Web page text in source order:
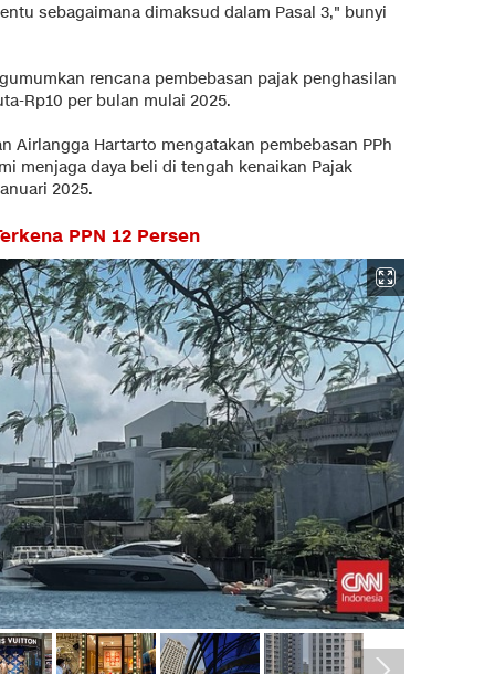
sebagaimana dimaksud dalam Pasal 3," bunyi
rencana pembebasan pajak penghasilan
Rp10 per bulan mulai 2025.
Airlangga Hartarto mengatakan pembebasan PPh
menjaga daya beli di tengah kenaikan Pajak
2025.
PPN 12 Persen